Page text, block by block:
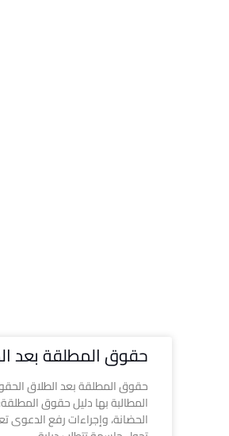
حقوق المطلقة بعد
حقوق المطلقة بعد الطلاق
المطالبة بها دليل حقوق
الحضانة، وإجراءات رفع الدعوى